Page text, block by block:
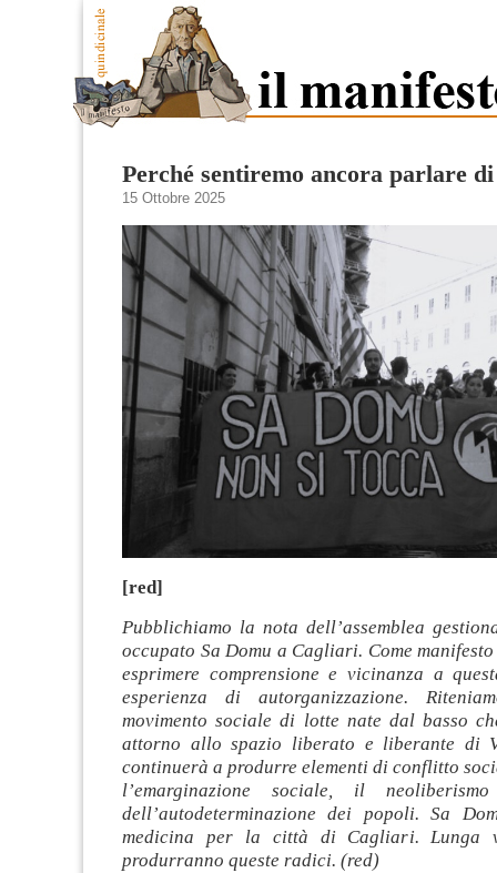
Perché sentiremo ancora parlare
15 Ottobre 2025
[red]
Pubblichiamo la nota dell’assemblea
occupato Sa Domu a Cagliari. Come
esprimere comprensione e vicinanza a
esperienza di autorganizzazione.
movimento sociale di lotte nate dal basso
attorno allo spazio liberato e liberante di
continuerà a produrre elementi di conflitto
l’emarginazione sociale, il
dell’autodeterminazione dei popoli. Sa
medicina per la città di Cagliari. Lunga
produrranno queste radici. (red)